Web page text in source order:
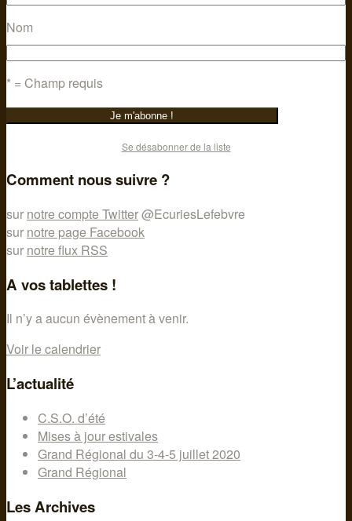
Nom
* = Champ requis
Se désabonner de la liste
Comment nous suivre ?
sur notre compte Twitter@EcuriesLefebvre
sur notre page Facebook
sur notre flux RSS
A vos tablettes !
Il n’y a aucun évènement à venir.
Voir le calendrier
L’actualité
C.S.O. d’été
Mises à jour estivales
Grand Régional du 3-4-5 juillet 2020
Grand Régional
Les Archives